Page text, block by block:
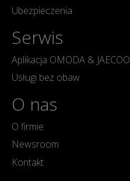
Ubezpieczenia
Serwis
Aplikacja OMODA & JAECOO
Usługi bez obaw
O nas
O firmie
Newsroom
Kontakt